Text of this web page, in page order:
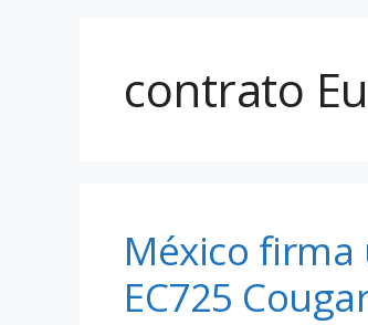
contrato
México
EC725